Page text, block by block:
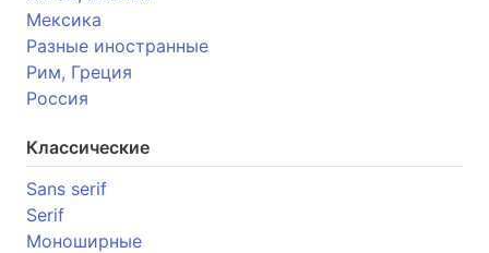
Мексика
Разные иностранные
Рим, Греция
Россия
Классические
Sans serif
Serif
Моноширные